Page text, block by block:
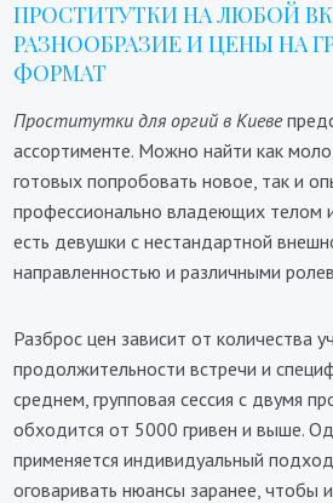
ПРОСТИТУТКИ НА ЛЮБОЙ
РАЗНООБРАЗИЕ И ЦЕНЫ НА
ФОРМАТ
Проститутки для оргий в Киеве
ассортименте. Можно найти как
готовых попробовать новое, так и
профессионально владеющих телом
есть девушки с нестандартной
направленностью и различными
Разброс цен зависит от количества
продолжительности встречи и
среднем, групповая сессия с двумя
обходится от 5000 гривен и выше.
применяется индивидуальный
оговаривать нюансы заранее, чтобы